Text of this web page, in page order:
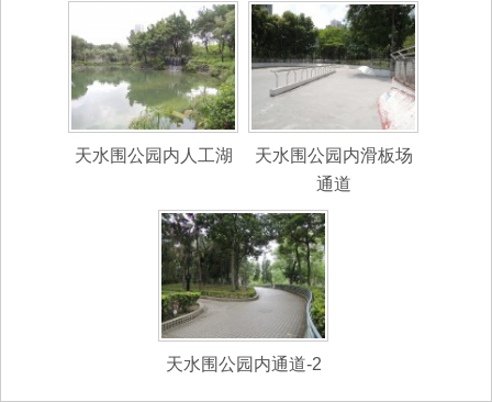
天水围公园内人工湖
天水围公园内滑板场
通道
天水围公园内通道-2